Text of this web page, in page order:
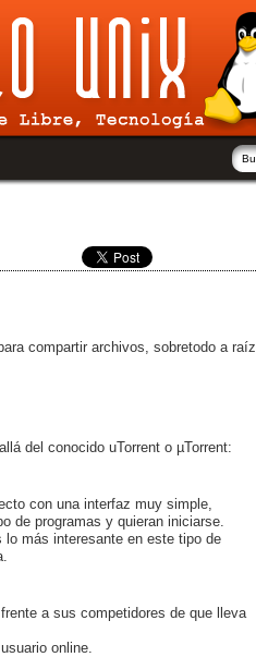
compartir archivos, sobretodo a raíz
allá del conocido uTorrent o µTorrent:
con una interfaz muy simple,
de programas y quieran iniciarse.
más interesante en este tipo de
a sus competidores de que lleva
online.